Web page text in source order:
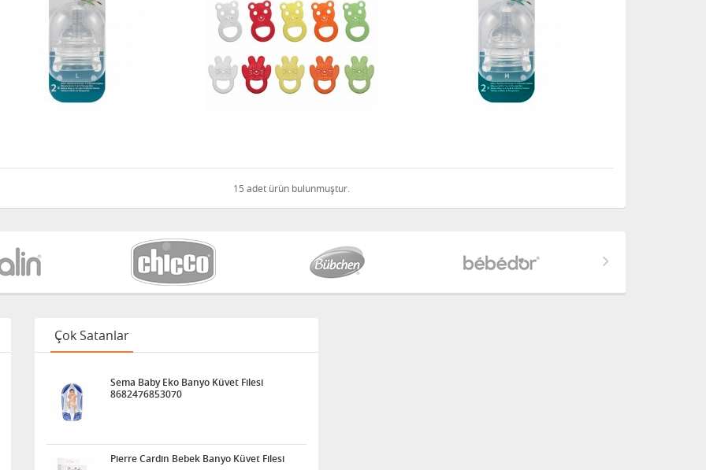
15 adet ürün bulunmuştur.
Çok Satanlar
Sema Baby Eko Banyo Küvet Filesi
8682476853070
Pierre Cardin Bebek Banyo Küvet Filesi